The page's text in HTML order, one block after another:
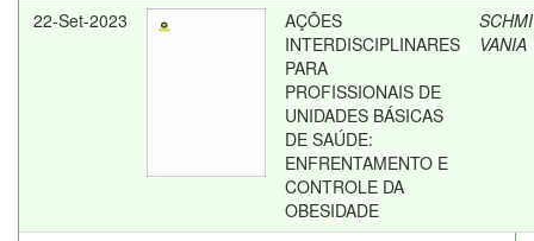
22-Set-2023
AÇÕES
INTERDISCIPLINARES
PARA
PROFISSIONAIS DE
UNIDADES BÁSICAS
DE SAÚDE:
ENFRENTAMENTO E
CONTROLE DA
OBESIDADE
VANIA